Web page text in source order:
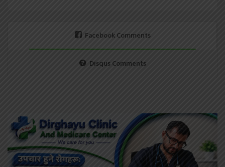
Facebook Comments
Disqus Comments